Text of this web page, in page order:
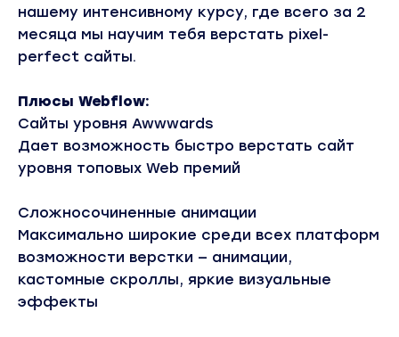
нашему интенсивному курсу, где всего за 2
месяца мы научим тебя верстать pixel-
perfect сайты.
Плюсы Webflow:
Сайты уровня Awwwards
Дает возможность быстро верстать сайт
уровня топовых Web премий
Сложносочиненные анимации
Максимально широкие среди всех платформ
возможности верстки — анимации,
кастомные скроллы, яркие визуальные
эффекты